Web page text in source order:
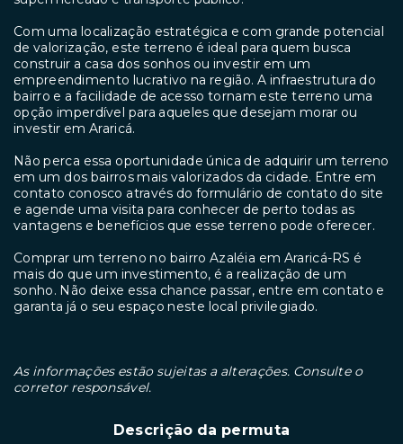
Com uma localização estratégica e com grande potencial
de valorização, este terreno é ideal para quem busca
construir a casa dos sonhos ou investir em um
empreendimento lucrativo na região. A infraestrutura do
bairro e a facilidade de acesso tornam este terreno uma
opção imperdível para aqueles que desejam morar ou
investir em Araricá.
Não perca essa oportunidade única de adquirir um terreno
em um dos bairros mais valorizados da cidade. Entre em
contato conosco através do formulário de contato do site
e agende uma visita para conhecer de perto todas as
vantagens e benefícios que esse terreno pode oferecer.
Comprar um terreno no bairro Azaléia em Araricá-RS é
mais do que um investimento, é a realização de um
sonho. Não deixe essa chance passar, entre em contato e
garanta já o seu espaço neste local privilegiado.
As informações estão sujeitas a alterações. Consulte o
corretor responsável.
Descrição da permuta